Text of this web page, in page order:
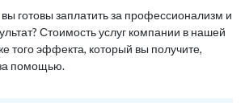
готовы заплатить за профессионализм и
Стоимость услуг компании в нашей
того эффекта, который вы получите,
помощью.